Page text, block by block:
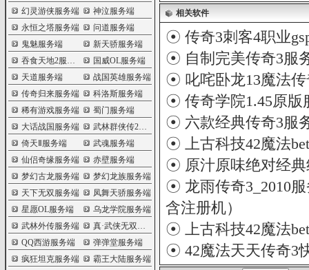
幻灵游侠服务端
神泣服务端
永恒之塔服务端
问道服务端
鬼魅服务端
新天骄服务端
吞食天地2服务端
国威OL服务端
天道服务端
战国英雄服务端
传奇归来服务端
科洛斯服务端
稀有游戏服务端
蜀门服务端
大话战国服务端
武林群侠传2服务端
倚天Ⅱ服务端
武魂服务端
仙侣奇缘服务端
赤壁服务端
梦幻古龙服务端
梦幻龙族服务端
天下无双服务端
凤舞天骄服务端
星愿OL服务端
乌龙学院服务端
武林外传服务端
真·武侠无双服务端
QQ西游服务端
弹弹堂服务端
疯狂坦克服务端
霸王大陆服务端
相关软件
☉ 传奇3刺客4职业
☉ 自制完美传奇3服
☉ 叱咤卧龙13魔法
☉ 传奇学院1.45原
☉ 六款经典传奇3服
☉ 上古科技42魔法
☉ 原汁原味绝对经
☉ 龙雨传奇3_2010
含注册机）
☉ 上古科技42魔法
☉ 42魔法天天传奇3